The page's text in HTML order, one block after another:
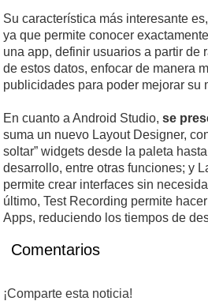
Su característica más interesante
ya que permite conocer
una app, definir usuarios a partir de
de estos datos, enfocar de manera
publicidades para poder mejorar su
En cuanto a Android Studio, se
suma un nuevo Layout Designer,
soltar” widgets desde la paleta
desarrollo, entre otras funciones; y
permite crear interfaces sin
último, Test Recording permite
Apps, reduciendo los tiempos de
Comentarios
¡Comparte esta noticia!